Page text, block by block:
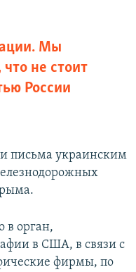
Мы
не стоит
России
письма украинским
в орган,
в США, в связи с
фирмы, по